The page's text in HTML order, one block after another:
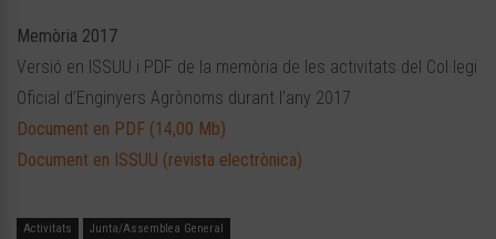
Memòria 2017
Versió en ISSUU i PDF de la memòria de les activitats del Col·legi
Oficial d’Enginyers Agrònoms durant l’any 2017
Document en PDF (14,00 Mb)
Document en ISSUU (revista electrònica)
Activitats Junta/Assemblea General